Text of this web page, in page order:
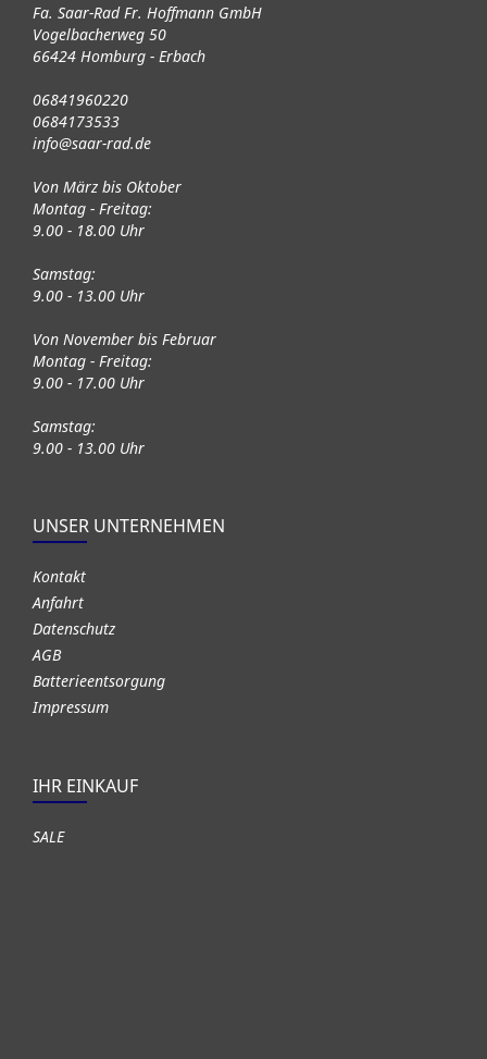
Fa. Saar-Rad Fr. Hoffmann GmbH
Vogelbacherweg 50
66424 Homburg - Erbach
06841960220
0684173533
info@saar-rad.de
Von März bis Oktober
Montag - Freitag:
9.00 - 18.00 Uhr
Samstag:
9.00 - 13.00 Uhr
Von November bis Februar
Montag - Freitag:
9.00 - 17.00 Uhr
Samstag:
9.00 - 13.00 Uhr
UNSER UNTERNEHMEN
Kontakt
Anfahrt
Datenschutz
AGB
Batterieentsorgung
Impressum
IHR EINKAUF
SALE